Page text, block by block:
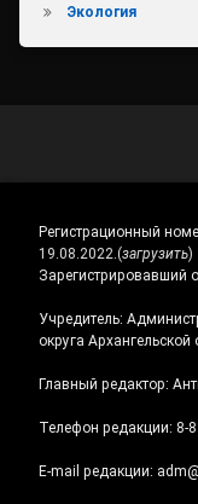
Экология
Регистрационный
19.08.2022.(загрузить)
Зарегистрировавший
Учредитель:
округа Архангельской
Главный редактор:
Телефон редакции: 8-
E-mail редакции: